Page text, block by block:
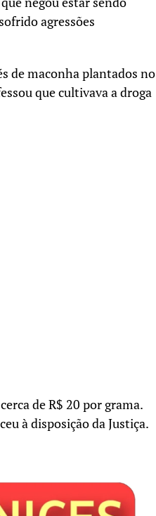
agressões
de maconha plantados no
que cultivava a droga
de R$ 20 por grama.
à disposição da Justiça.